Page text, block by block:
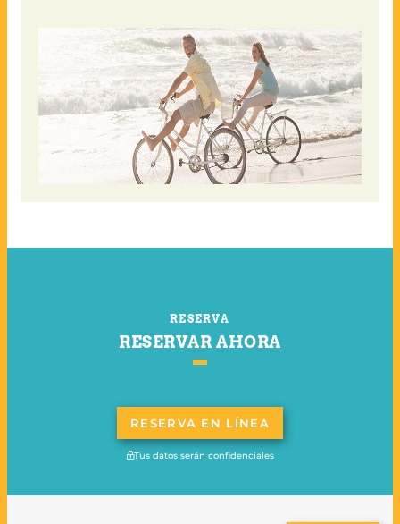
RESERVA
RESERVAR AHORA
RESERVA EN LÍNEA
Tus datos serán confidenciales